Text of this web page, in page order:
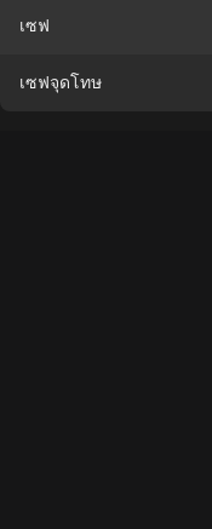
เซฟ
เซฟจุดโทษ